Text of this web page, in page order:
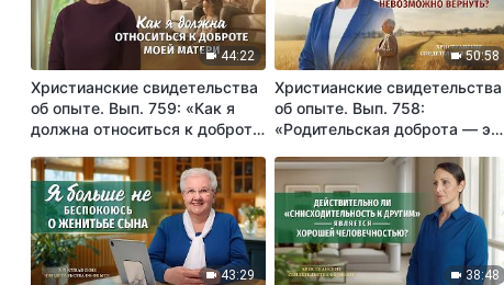
44:22
Христианские свидетельства
об опыте. Вып. 759: «Как я
должна относиться к доброте
50:58
Христианские свидетельства
об опыте. Вып. 758:
«Родительская доброта — это
вернуть?»
43:29 38:48